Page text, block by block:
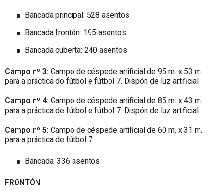
Bancada principal: 528 asentos
Bancada frontón: 195 asentos
Bancada cuberta: 240 asentos
Campo nº 3: Campo de céspede artificial de 95 m. x 53 m.
para a práctica do fútbol e fútbol 7. Dispón de luz artificial
Campo nº 4: Campo de céspede artificial de 85 m. x 43 m.
para a práctica de fútbol e fútbol 7. Dispón de luz artificial
Campo nº 5: Campo de céspede artificial de 60 m. x 31 m.
para a práctica de fútbol 7
Bancada: 336 asentos
FRONTÓN